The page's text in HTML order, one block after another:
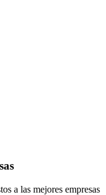
a las mejores empresas